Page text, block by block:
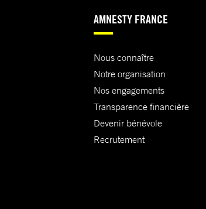
AMNESTY FRANCE
Nous connaître
Notre organisation
Nos engagements
Transparence financière
Devenir bénévole
Recrutement